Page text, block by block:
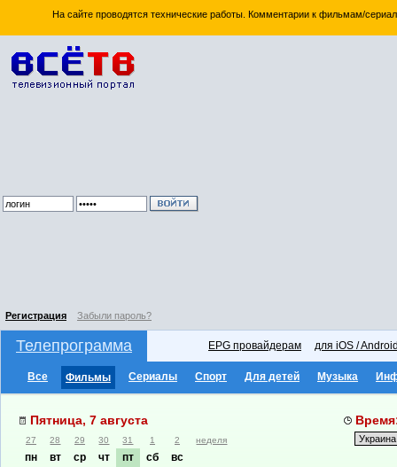
На сайте проводятся технические работы. Комментарии к фильмам/
Регистрация Забыли пароль?
Телепрограмма EPG провайдерам для iOS /
Все Фильмы Сериалы Спорт Для детей Музыка
Пятница, 7 августа
27 28 29 30 31 1 2 неделя
пн вт ср чт пт сб вс